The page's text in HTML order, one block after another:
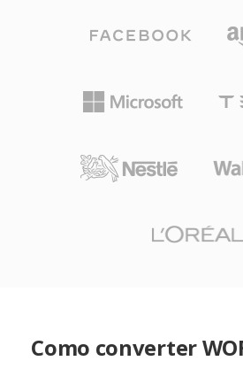
Como converter